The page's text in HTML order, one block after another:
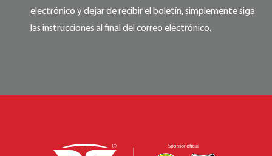
electrónico y dejar de recibir el boletín, simplemente siga
las instrucciones al final del correo electrónico.